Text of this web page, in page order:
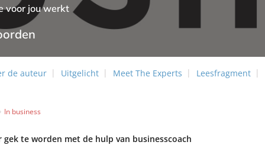
voor jou werkt
de auteur Uitgelicht Meet The Experts Leesfragment
In business
te worden met de hulp van businesscoach